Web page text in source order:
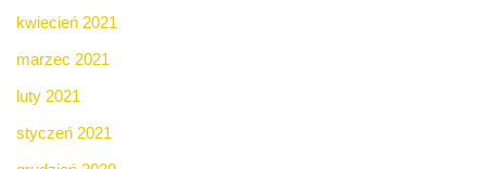
kwiecień 2021
marzec 2021
luty 2021
styczeń 2021